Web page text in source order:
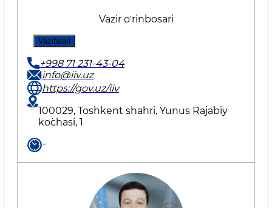
Vazir oʼrinbosari
Vazifalari
+998 71 231-43-04
info@iiv.uz
https://gov.uz/iiv
100029, Toshkent shahri, Yunus Rаjаbiy
ko`chаsi, 1
-